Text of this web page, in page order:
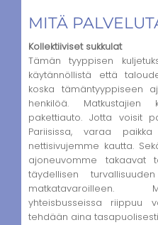
MITÄ
Kollektiiviset sukkulat
Tämän tyyppisen
käytännöllistä että
koska tämäntyyppiseen
henkilöä.
pakettiauto. Jotta voisit
Pariisissa, varaa paikka
nettisivujemme kautta.
ajoneuvomme takaavat
täydellisen
matkatavaroilleen.
yhteisbusseissa riippuu
tehdään aina